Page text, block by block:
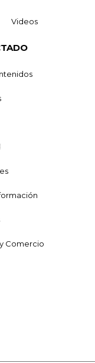
Videos
Comercio